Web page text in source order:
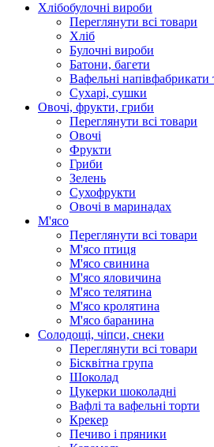
Хлібобулочні вироби
Переглянути всі товари
Хліб
Булочні вироби
Батони, багети
Вафельні напівфабрикати
Сухарі, сушки
Овочі, фрукти, гриби
Переглянути всі товари
Овочі
Фрукти
Гриби
Зелень
Сухофрукти
Овочі в маринадах
М'ясо
Переглянути всі товари
М'ясо птиця
М'ясо свинина
М'ясо яловичина
М'ясо телятина
М'ясо кролятина
М'ясо баранина
Солодощі, чіпси, снеки
Переглянути всі товари
Бісквітна група
Шоколад
Цукерки шоколадні
Вафлі та вафельні торти
Крекер
Печиво і пряники